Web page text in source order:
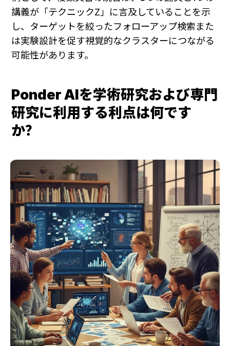
講義が「テクニックZ」に言及していることを示
し、ターゲットを絞ったフォローアップ検索また
は実験設計を促す視覚的なクラスターにつながる
可能性があります。
Ponder AIを学術研究および専門
研究に利用する利点は何です
か？